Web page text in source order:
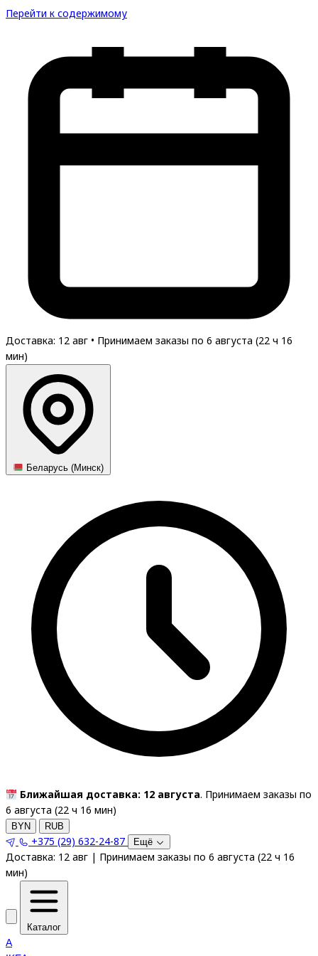
Перейти к содержимому
Доставка: 12 авг • Принимаем заказы по 6 августа (22 ч 16
мин)
Беларусь (Минск)
Ближайшая доставка: 12 августа. Принимаем заказы по
6 августа (22 ч 16 мин)
BYN RUB
+375 (29) 632-24-87 Ещё
Доставка: 12 авг | Принимаем заказы по 6 августа (22 ч 16
мин)
Каталог
A